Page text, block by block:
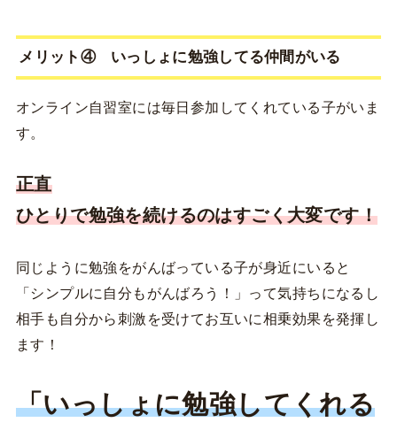
メリット④ いっしょに勉強してる仲間がいる
オンライン自習室には毎日参加してくれている子がいま
す。
正直
ひとりで勉強を続けるのはすごく大変です！
同じように勉強をがんばっている子が身近にいると
「シンプルに自分もがんばろう！」って気持ちになるし
相手も自分から刺激を受けてお互いに相乗効果を発揮し
ます！
「いっしょに勉強してくれる